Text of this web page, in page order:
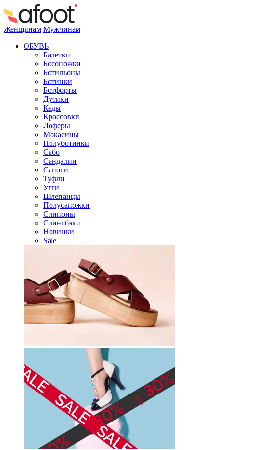
Женщинам Мужчинам
ОБУВЬ
Балетки
Босоножки
Ботильоны
Ботинки
Ботфорты
Дутики
Кеды
Кроссовки
Лоферы
Мокасины
Полуботинки
Сабо
Сандалии
Сапоги
Туфли
Угги
Шлепанцы
Полусапожки
Слипоны
Слингбэки
Новинки
Sale